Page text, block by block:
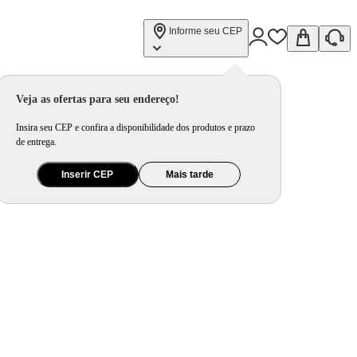
Informe seu CEP
Veja as ofertas para seu endereço!
Insira seu CEP e confira a disponibilidade dos produtos e prazo
de entrega.
Inserir CEP Mais tarde